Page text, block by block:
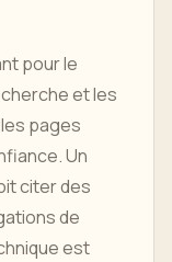
pour le
et les
pages
Un
citer des
de
est